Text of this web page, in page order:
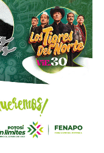
a tiempo el tope
listo el muro
estas mismas
señales que
mal pintadas,
árboles
que criticaron al